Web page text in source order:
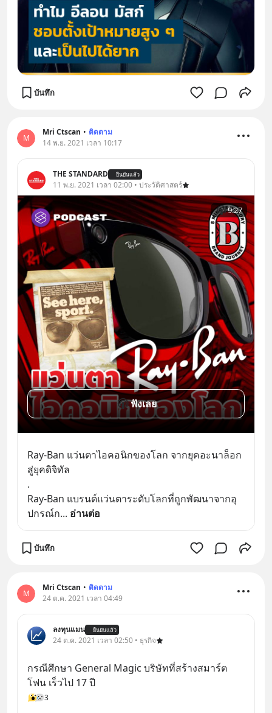
บันทึก
M
Mri Ctscan • ติดตาม
14 พ.ย. 2021 เวลา 10:17
THE STANDARD ยืนยันแล้ว
11 พ.ย. 2021 เวลา 02:00 • ประวัติศาสตร์
9:27
ฟังเลย
Ray-Ban แว่นตาไอคอนิกของโลก จากยุคอะนาล็อก
สู่ยุคดิจิทัล
.
Ray-Ban แบรนด์แว่นตาระดับโลกที่ถูกพัฒนาจากอุ
ปกรณ์ก... อ่านต่อ
บันทึก
M
Mri Ctscan • ติดตาม
24 ต.ค. 2021 เวลา 04:49
ลงทุนแมน ยืนยันแล้ว
24 ต.ค. 2021 เวลา 02:50 • ธุรกิจ
กรณีศึกษา General Magic บริษัทที่สร้างสมาร์ต
โฟน เร็วไป 17 ปี
3